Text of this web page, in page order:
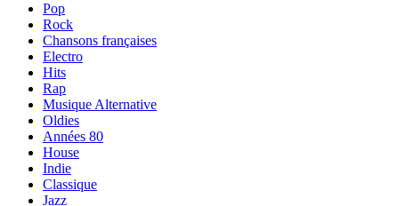
Pop
Rock
Chansons françaises
Electro
Hits
Rap
Musique Alternative
Oldies
Années 80
House
Indie
Classique
Jazz